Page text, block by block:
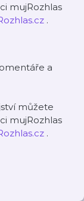
mujRozhlas
.
a
můžete
mujRozhlas
.